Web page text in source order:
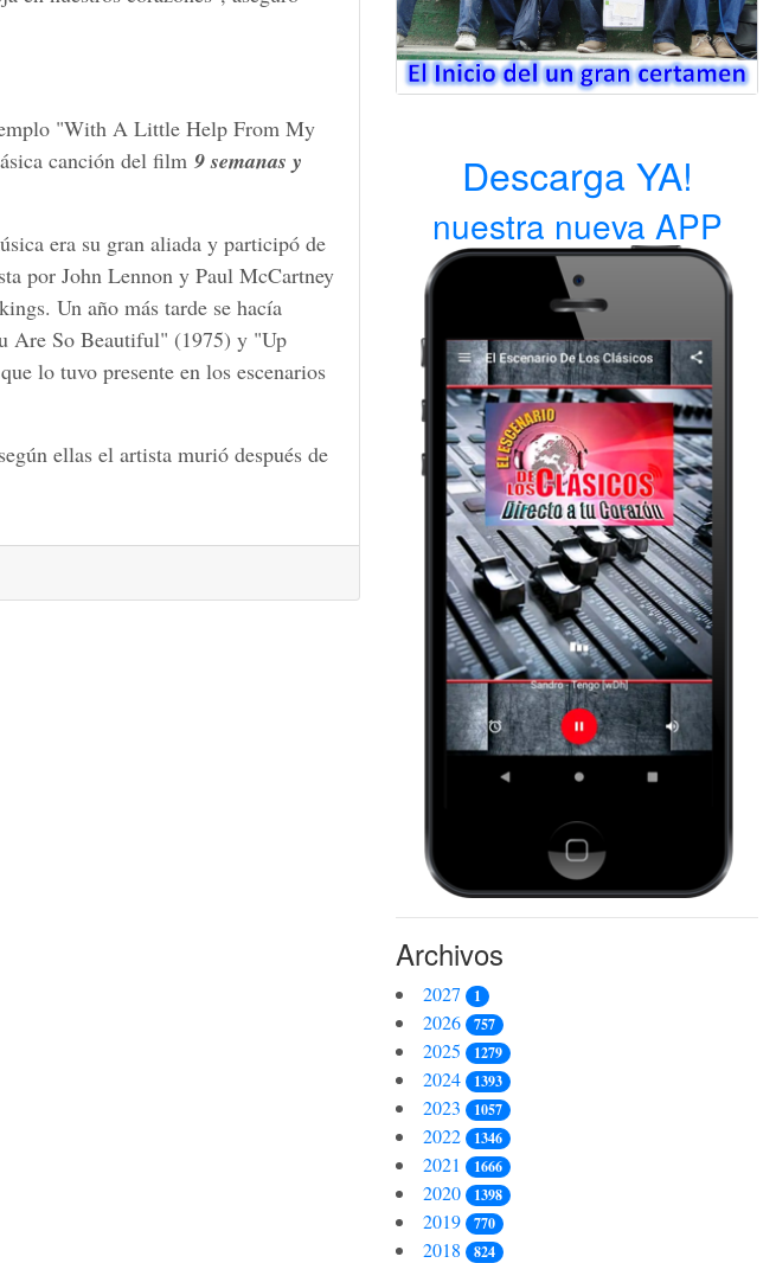
"With A Little Help From My
canción del film 9 semanas y
era su gran aliada y participó de
por John Lennon y Paul McCartney
Un año más tarde se hacía
Are So Beautiful" (1975) y "Up
lo tuvo presente en los escenarios
ellas el artista murió después de
Descarga YA!
nuestra nueva APP
Archivos
2027 1
2026 757
2025 1279
2024 1393
2023 1057
2022 1346
2021 1666
2020 1398
2019 770
2018 824